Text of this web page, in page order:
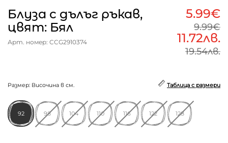
Блуза с дълъг ръкав,
цвят: Бял
Арт. номер: CCG2910374
5.99€
9.99€
11.72лв.
19.54лв.
Размер: Височина в см. Таблица с размери
92 98 104 110 116 122 128